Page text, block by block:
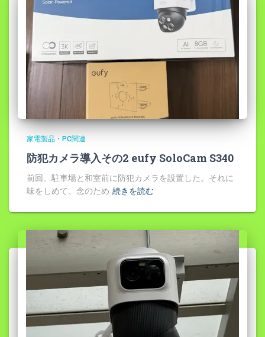
家電製品・PC関連
防犯カメラ導入その2 eufy SoloCam S340
前回、駐車場と和室前に防犯カメラを設置した。それに
味をしめて、念のため 続きを読む